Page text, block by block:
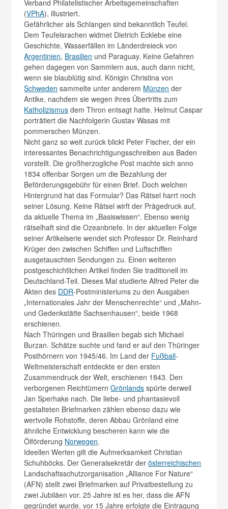
Verband Philatelistischer Arbeitsgemeinschaften
(VPhA), illustriert.
Gefährlicher als Schlangen sind bekanntlich Teufel.
Dem Teufelsrachen widmet Dietrich Ecklebe eine
Geschichte, Wasserfällen im Länderdreieck von
Argentinien, Brasilien und Paraguay. Keine Gefahren
gehen dagegen von Sammlern aus, auch dann nicht,
wenn sie blaublütig sind. Königin Christina von
Schweden sammelte unter anderem Münzen der
Antike, nachdem sie wegen ihres Übertritts zum
Katholizismus dem Thron entsagt hatte. Helmut Caspar
porträtiert die Nachfolgerin Gustav Wasas mit
pommerschen Münzen.
Nicht ganz so weit zurück blickt Peter Fischer, der ein
interessantes Benachrichtigungsschreiben aus Baden
vorstellt. Die großherzogliche Post machte sich anno
1834 offenbar Sorgen um die Bezahlung der
Beförderungsgebühr für einen Brief. Doch welchen
Hintergrund hat das Formular? Das Rätsel harrt noch
seiner Lösung. Keine Rätsel wirft der Prägedruck auf,
da aktuelle Thema im „Basiswissen“. Ebenso wenig
rätselhaft sind die Ozeanbriefe. In der aktuellen Folge
seiner Artikelserie wendet sich Professor Dr. Reinhard
Krüger den zwischen Schiffen und Luftschiffen
ausgetauschten Sendungen zu. Einen weiteren
postgeschichtlichen Artikel finden Sie traditionell im
Deutschland-Teil. Dieses Mal studierte Alfred Peter die
Akten des DDR-Postministeriums zu den Ausgaben
„Internationales Jahr der Menschenrechte“ und „Mahn-
und Gedenkstätte Sachsenhausen“, beide 1968
erschienen.
Nach Thüringen und Brasilien begab sich Michael
Burzan. Schätze suchte und fand er auf den Thüringer
Posthörnern von 1945/46. Im Land der Fußball-
Weltmeisterschaft entdeckte er den ersten
Zusammendruck der Welt, erschienen 1843. Den
verborgenen ReichtümernGrönlands spürte derweil
Jan Sperhake nach. Die liebe- und phantasievoll
gestalteten Briefmarken zählen ebenso dazu wie
wertvolle Rohstoffe, deren Abbau Grönland eine
ähnliche Entwicklung bescheren kann wie die
Ölförderung Norwegen.
Ideellen Werten gilt die Aufmerksamkeit Christian
Schuhböcks. Der Generalsekretär derösterreichischen
Landschaftsschutzorganisation „Alliance For Nature“
(AFN) stellt zwei Briefmarken auf Privatbestellung zu
zwei Jubiläen vor. 25 Jahre ist es her, dass die AFN
gegründet wurde, vor 15 Jahre erfolgte die Eintragung